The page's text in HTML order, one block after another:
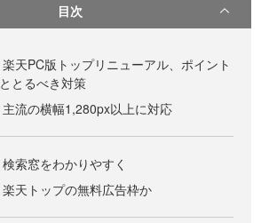
目次
楽天PC版トップリニューアル、ポイント
ととるべき対策
主流の横幅1,280px以上に対応
検索窓をわかりやすく
楽天トップの無料広告枠か